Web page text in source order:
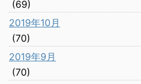
(69)
2019年10月
(70)
2019年9月
(70)